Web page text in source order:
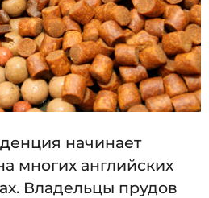
начинает
многих английских
Владельцы прудов